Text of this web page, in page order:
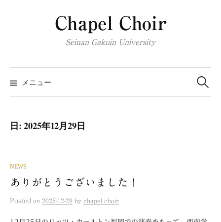
ス
キ
プ
Chapel Choir
Seinan Gakuin University
メニュー
検
索:
日:2025年12月29日
NEWS
ありがとうございました！
Posted on 2025-12-29 by chapel choir